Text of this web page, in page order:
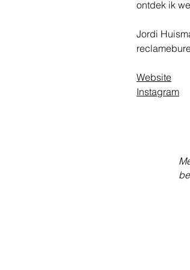
ontdek ik
Jordi
Website
Instagram